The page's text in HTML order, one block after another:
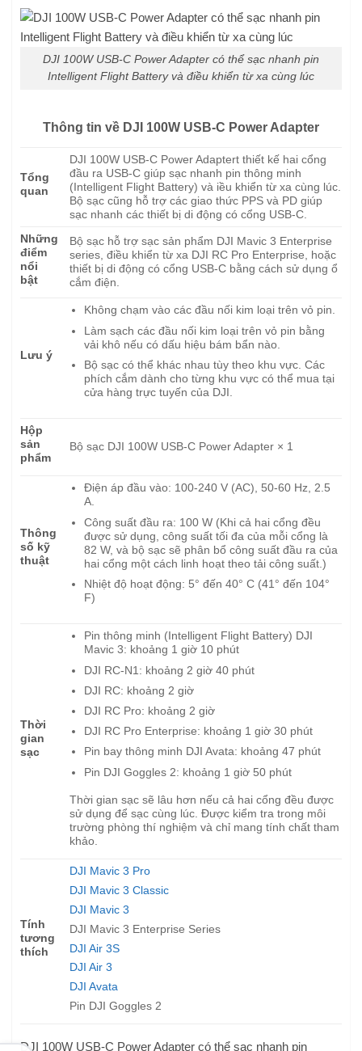
DJI 100W USB-C Power Adapter có thể sạc nhanh pin
Intelligent Flight Battery và điều khiển từ xa cùng lúc
Thông tin về DJI 100W USB-C Power Adapter
Tổng
quan
DJI 100W USB-C Power Adaptert thiết kế hai cổng
đầu ra USB-C giúp sạc nhanh pin thông minh
(Intelligent Flight Battery) và iều khiển từ xa cùng lúc.
Bộ sạc cũng hỗ trợ các giao thức PPS và PD giúp
sạc nhanh các thiết bị di động có cổng USB-C.
Những
điểm
nổi
bật
Bộ sạc hỗ trợ sạc sản phẩm DJI Mavic 3 Enterprise
series, điều khiển từ xa DJI RC Pro Enterprise, hoặc
thiết bị di động có cổng USB-C bằng cách sử dụng ổ
cắm điện.
Lưu ý
Không chạm vào các đầu nối kim loại trên vỏ pin.
Làm sạch các đầu nối kim loại trên vỏ pin bằng
vải khô nếu có dấu hiệu bám bẩn nào.
Bộ sạc có thể khác nhau tùy theo khu vực. Các
phích cắm dành cho từng khu vực có thể mua tại
cửa hàng trực tuyến của DJI.
Hộp
sản
phẩm
Bộ sạc DJI 100W USB-C Power Adapter × 1
Thông
số kỹ
thuật
Điện áp đầu vào: 100-240 V (AC), 50-60 Hz, 2.5
A.
Công suất đầu ra: 100 W (Khi cả hai cổng đều
được sử dụng, công suất tối đa của mỗi cổng là
82 W, và bộ sạc sẽ phân bổ công suất đầu ra của
hai cổng một cách linh hoạt theo tải công suất.)
Nhiệt độ hoạt động: 5° đến 40° C (41° đến 104°
F)
Thời
gian
sạc
Pin thông minh (Intelligent Flight Battery) DJI
Mavic 3: khoảng 1 giờ 10 phút
DJI RC-N1: khoảng 2 giờ 40 phút
DJI RC: khoảng 2 giờ
DJI RC Pro: khoảng 2 giờ
DJI RC Pro Enterprise: khoảng 1 giờ 30 phút
Pin bay thông minh DJI Avata: khoảng 47 phút
Pin DJI Goggles 2: khoảng 1 giờ 50 phút
Thời gian sạc sẽ lâu hơn nếu cả hai cổng đều được
sử dụng để sạc cùng lúc. Được kiểm tra trong môi
trường phòng thí nghiệm và chỉ mang tính chất tham
khảo.
Tính
tương
thích
DJI Mavic 3 Pro
DJI Mavic 3 Classic
DJI Mavic 3
DJI Mavic 3 Enterprise Series
DJI Air 3S
DJI Air 3
DJI Avata
Pin DJI Goggles 2
DJI 100W USB-C Power Adapter có thể sạc nhanh pin